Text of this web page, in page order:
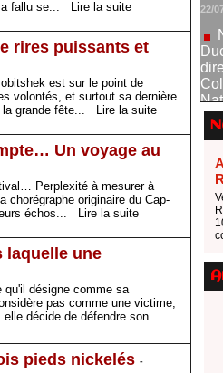
a fallu se...
Lire la suite
rires puissants et
est sur le point de
volontés, et surtout sa dernière
la grande fête...
Lire la suite
Un voyage au
Perplexité à mesurer à
chorégraphe originaire du Cap-
échos...
Lire la suite
laquelle une
qu'il désigne comme sa
pas comme une victime,
décide de défendre son...
pieds nickelés -
07/
23/